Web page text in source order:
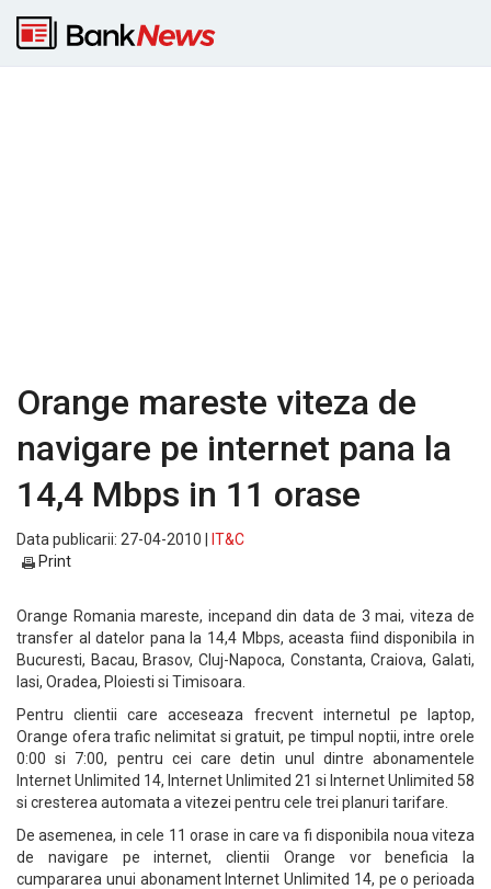
Orange mareste viteza de
navigare pe internet pana la
14,4 Mbps in 11 orase
Data publicarii: 27-04-2010 |
IT&C
Print
Orange Romania mareste, incepand din data de 3 mai, viteza de
transfer al datelor pana la 14,4 Mbps, aceasta fiind disponibila in
Bucuresti, Bacau, Brasov, Cluj-Napoca, Constanta, Craiova, Galati,
Iasi, Oradea, Ploiesti si Timisoara.
Pentru clientii care acceseaza frecvent internetul pe laptop,
Orange ofera trafic nelimitat si gratuit, pe timpul noptii, intre orele
0:00 si 7:00, pentru cei care detin unul dintre abonamentele
Internet Unlimited 14, Internet Unlimited 21 si Internet Unlimited 58
si cresterea automata a vitezei pentru cele trei planuri tarifare.
De asemenea, in cele 11 orase in care va fi disponibila noua viteza
de navigare pe internet, clientii Orange vor beneficia la
cumpararea unui abonament Internet Unlimited 14, pe o perioada